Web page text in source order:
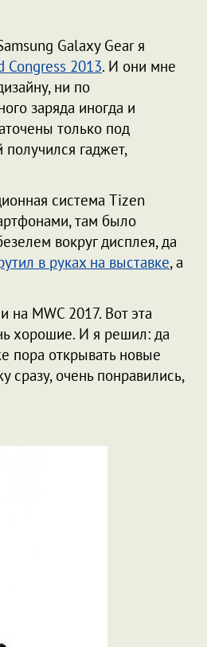
Galaxy Gear я
Congress 2013. И они мне
ни по
заряда иногда и
только под
гаджет,
система Tizen
там было
вокруг дисплея, да
в руках на выставке, а
на MWC 2017. Вот эта
хорошие. И я решил: да
пора открывать новые
сразу, очень понравились,